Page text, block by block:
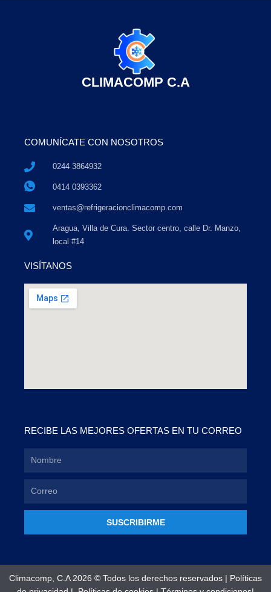
CLIMACOMP C.A
COMUNÍCATE CON NOSOTROS
0244 3864932
0414 0393362
ventas@refrigeracionclimacomp.com
Aragua, Villa de Cura. Sector centro, calle Dr. Manzo,
local #14
VISÍTANOS
RECIBE LAS MEJORES OFERTAS EN TU CORREO
SUSCRIBIRME
Climacomp, C.A 2026 © Todos los derechos reservados | Políticas